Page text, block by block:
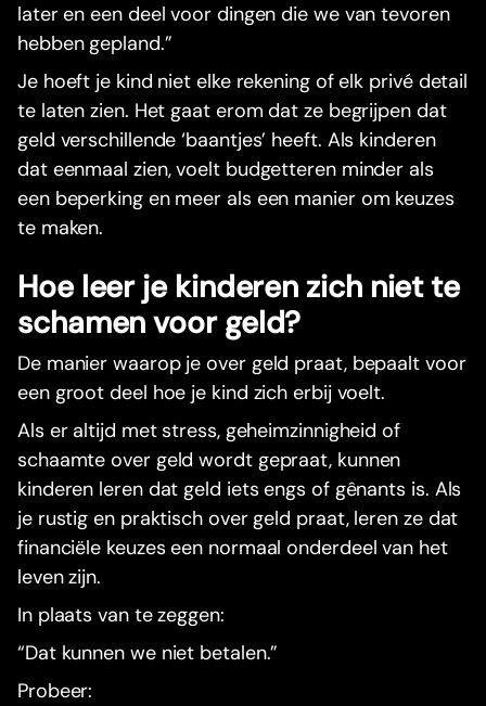
later en een deel voor dingen die we van tevoren
hebben gepland.”
Je hoeft je kind niet elke rekening of elk privé detail
te laten zien. Het gaat erom dat ze begrijpen dat
geld verschillende ‘baantjes’ heeft. Als kinderen
dat eenmaal zien, voelt budgetteren minder als
een beperking en meer als een manier om keuzes
te maken.
Hoe leer je kinderen zich niet te
schamen voor geld?
De manier waarop je over geld praat, bepaalt voor
een groot deel hoe je kind zich erbij voelt.
Als er altijd met stress, geheimzinnigheid of
schaamte over geld wordt gepraat, kunnen
kinderen leren dat geld iets engs of gênants is. Als
je rustig en praktisch over geld praat, leren ze dat
financiële keuzes een normaal onderdeel van het
leven zijn.
In plaats van te zeggen:
“Dat kunnen we niet betalen.”
Probeer: